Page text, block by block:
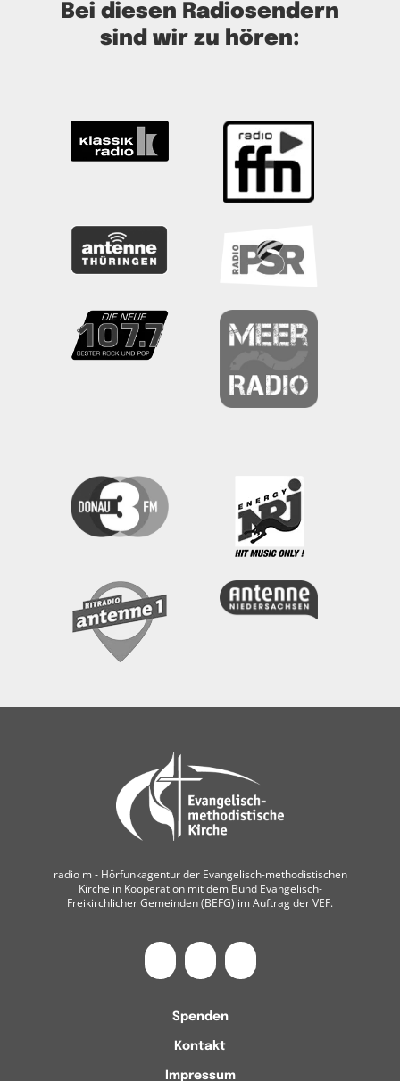
Bei diesen Radiosendern
sind wir zu hören:
radio m ‐ Hörfunkagentur der Evangelisch-methodistischen
Kirche in Kooperation mit dem Bund Evangelisch-
Freikirchlicher Gemeinden (BEFG) im Auftrag der VEF.
Spenden
Kontakt
Impressum